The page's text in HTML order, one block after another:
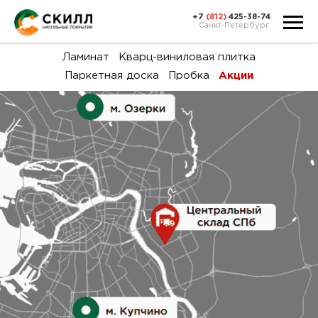
и
+7 (812) 425-38-74
Санкт-Петербург
Ламинат
Кварц-виниловая плитка
Паркетная доска
Пробка Акции